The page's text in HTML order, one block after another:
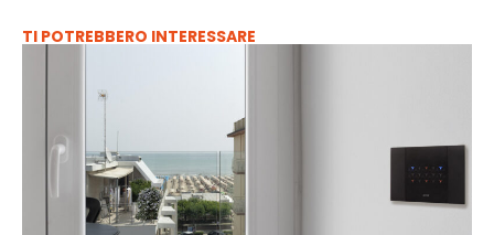
TI POTREBBERO INTERESSARE